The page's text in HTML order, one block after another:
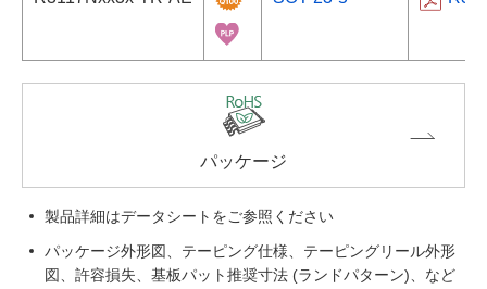
パッケージ
製品詳細はデータシートをご参照ください
パッケージ外形図、テーピング仕様、テーピングリール外形
図、許容損失、基板パット推奨寸法 (ランドパターン)、など